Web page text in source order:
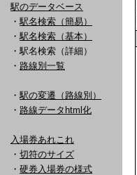
駅のデータベース
・ 駅名検索（簡易）
・ 駅名検索（基本）
・駅名検索（詳細）
・ 路線別一覧
・ 駅の変遷（路線別）
・ 路線データhtml化
入場券あれこれ
・ 切符のサイズ
・ 硬券入場券の様式